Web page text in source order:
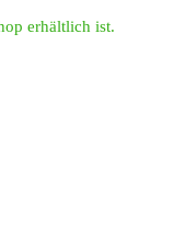
erhältlich ist.